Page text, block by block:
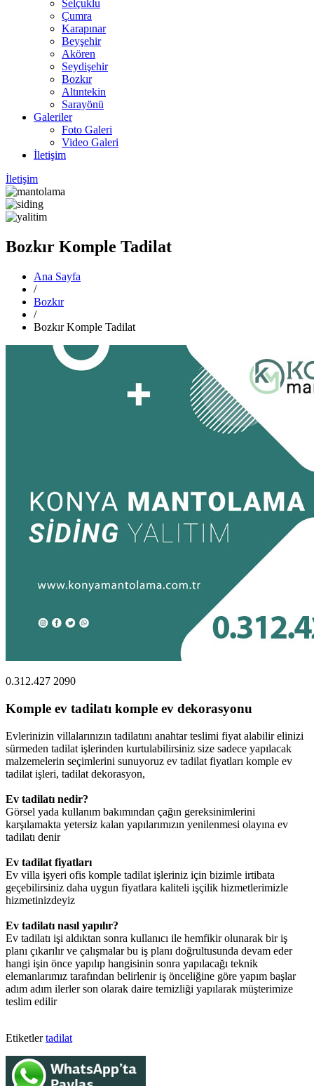
Selçuklu
Çumra
Karapınar
Beyşehir
Akören
Seydişehir
Bozkır
Altıntekin
Sarayönü
Galeriler
Foto Galeri
Video Galeri
İletişim
İletişim
Bozkır Komple Tadilat
Ana Sayfa
/
Bozkır
/
Bozkır Komple Tadilat
0.312.427 2090
Komple ev tadilatı komple ev dekorasyonu
Evlerinizin villalarınızın tadilatını anahtar teslimi fiyat alabilir elinizi
sürmeden tadilat işlerinden kurtulabilirsiniz size sadece yapılacak
malzemelerin seçimlerini sunuyoruz ev tadilat fiyatları komple ev
tadilat işleri, tadilat dekorasyon,
Ev tadilatı nedir?
Görsel yada kullanım bakımından çağın gereksinimlerini
karşılamakta yetersiz kalan yapılarımızın yenilenmesi olayına ev
tadilatı denir
Ev tadilat fiyatları
Ev villa işyeri ofis komple tadilat işleriniz için bizimle irtibata
geçebilirsiniz daha uygun fiyatlara kaliteli işçilik hizmetlerimizle
hizmetinizdeyiz
Ev tadilatı nasıl yapılır?
Ev tadilatı işi aldıktan sonra kullanıcı ile hemfikir olunarak bir iş
planı çıkarılır ve çalışmalar bu iş planı doğrultusunda devam eder
hangi işin önce yapılıp hangisinin sonra yapılacağı teknik
elemanlarımız tarafından belirlenir iş önceliğine göre yapım başlar
adım adım ilerler son olarak daire temizliği yapılarak müşterimize
teslim edilir
Etiketler tadilat